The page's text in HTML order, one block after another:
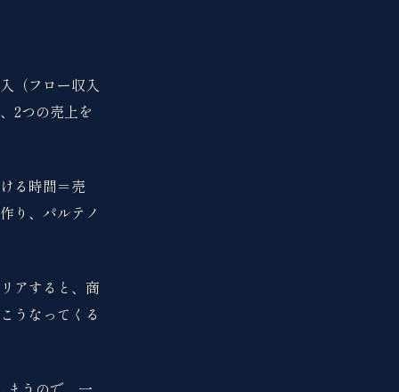
（フロー収入
2つの売上を
る時間＝売
り、パルテノ
アすると、商
うなってくる